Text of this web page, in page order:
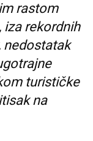
rastom
iza rekordnih
nedostatak
turističke
na